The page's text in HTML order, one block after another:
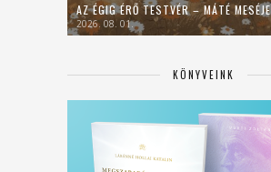
AZ ÉGIG ÉRŐ TESTVÉR – MÁTÉ MESÉJE
2026. 08. 01.
KÖNYVEINK